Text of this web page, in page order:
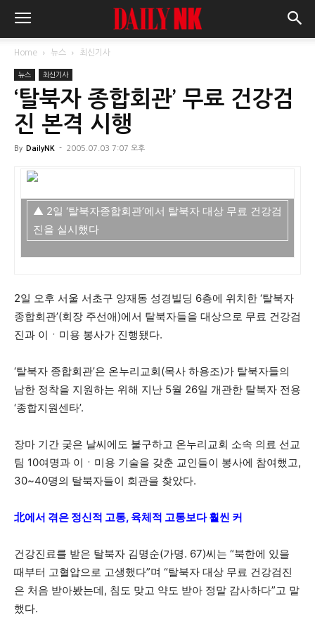
Home 뉴스 최신기사
뉴스 최신기사
‘탈북자 종합회관’ 무료 건강검
진 본격 시행
By DailyNK - 2005.07.03 7:07 오후
▲ 2일 ‘탈북자종합회관’에서 탈북자 대상 무료 건강검
진을 실시했다
2일 오후 서울 서초구 양재동 성경빌딩 6층에 위치한 ‘탈북자
종합회관’(회장 주선애)에서 탈북자들을 대상으로 무료 건강검
진과 이ㆍ미용 봉사가 진행됐다.
‘탈북자 종합회관’은 온누리교회(목사 하용조)가 탈북자들의
남한 정착을 지원하는 위해 지난 5월 26일 개관한 탈북자 전용
‘종합지원센타’.
장마 기간 궂은 날씨에도 불구하고 온누리교회 소속 의료 선교
팀 10여명과 이ㆍ미용 기술을 갖춘 교인들이 봉사에 참여했고,
30~40명의 탈북자들이 회관을 찾았다.
北에서 겪은 정신적 고통, 육체적 고통보다 훨씬 커
건강진료를 받은 탈북자 김명순(가명. 67)씨는 “북한에 있을
때부터 고혈압으로 고생했다”며 “탈북자 대상 무료 건강검진
은 처음 받아봤는데, 침도 맞고 약도 받아 정말 감사하다”고 말
했다.